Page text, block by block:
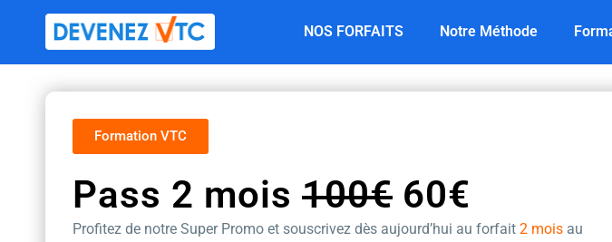
contenu
NOS FORFAITS Notre Méthode
Formation VTC
Pass 2 mois 100€ 60€
Profitez de notre Super Promo et souscrivez dès aujourd’hui au forfait 2 mois au